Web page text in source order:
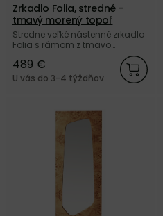
Zrkadlo Folia, stredné –
tmavý morený topoľ
Stredne veľké nástenné zrkadlo
Folia s rámom z tmavo
moreného topoľového dreva
od dánskej značky Ferm Living.
489 €
U vás do 3-4 týždňov